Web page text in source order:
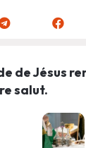
de Jésus
salut.